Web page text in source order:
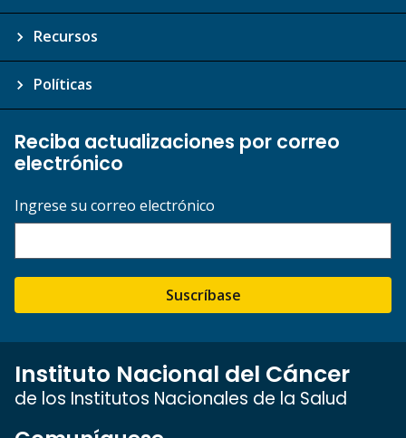
Recursos
Políticas
Reciba actualizaciones por correo
electrónico
Ingrese su correo electrónico
Suscríbase
Instituto Nacional del Cáncer
de los Institutos Nacionales de la Salud